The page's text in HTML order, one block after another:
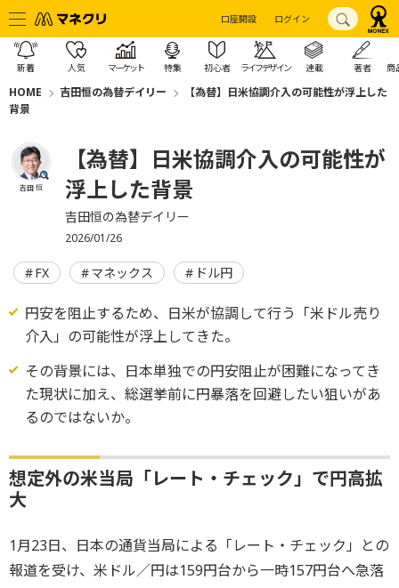
口座開設 ログイン
新着 人気 マーケット 特集 初心者 ライフデザイン 連載 著者 商
HOME 吉田恒の為替デイリー
【為替】日米協調介入の可能性が浮上した
背景
吉田 恒
【為替】日米協調介入の可能性が
浮上した背景
吉田恒の為替デイリー
2026/01/26
FX マネックス ドル円
円安を阻止するため、日米が協調して行う「米ドル売り
介入」の可能性が浮上してきた。
その背景には、日本単独での円安阻止が困難になってき
た現状に加え、総選挙前に円暴落を回避したい狙いがあ
るのではないか。
想定外の米当局「レート・チェック」で円高拡
大
1月23日、日本の通貨当局による「レート・チェック」との
報道を受け、米ドル／円は159円台から一時157円台へ急落